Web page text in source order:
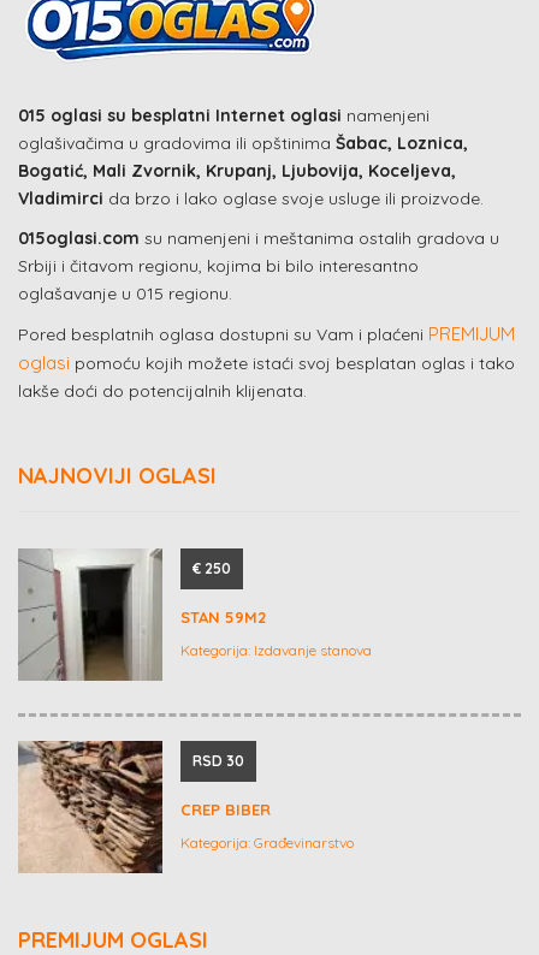
015 oglasi su besplatni Internet oglasi namenjeni
oglašivačima u gradovima ili opštinima Šabac, Loznica,
Bogatić, Mali Zvornik, Krupanj, Ljubovija, Koceljeva,
Vladimirci da brzo i lako oglase svoje usluge ili proizvode.
015oglasi.com su namenjeni i meštanima ostalih gradova u
Srbiji i čitavom regionu, kojima bi bilo interesantno
oglašavanje u 015 regionu.
Pored besplatnih oglasa dostupni su Vam i plaćeni PREMIJUM
oglasi pomoću kojih možete istaći svoj besplatan oglas i tako
lakše doći do potencijalnih klijenata.
NAJNOVIJI OGLASI
€ 250
STAN 59M2
Kategorija: Izdavanje stanova
RSD 30
CREP BIBER
Kategorija: Građevinarstvo
PREMIJUM OGLASI